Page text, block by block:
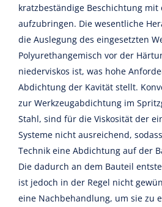
kratzbeständige Beschichtung
aufzubringen. Die wesentliche
die Auslegung des eingesetzten
Polyurethangemisch vor der
niederviskos ist, was hohe
Abdichtung der Kavität stellt.
zur Werkzeugabdichtung im
Stahl, sind für die Viskosität der
Systeme nicht ausreichend,
Technik eine Abdichtung auf der
Die dadurch an dem Bauteil
ist jedoch in der Regel nicht
eine Nachbehandlung, um sie zu